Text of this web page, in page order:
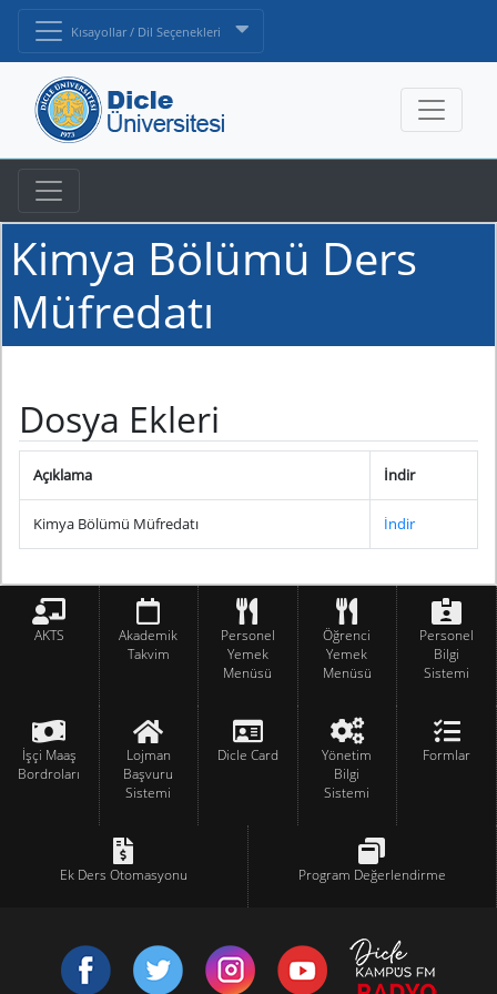
Kısayollar / Dil Seçenekleri
Kimya Bölümü Ders
Müfredatı
Dosya Ekleri
Açıklama İndir
Kimya Bölümü Müfredatı İndir
AKTS
Akademik
Takvim
Personel
Yemek
Menüsü
Öğrenci
Yemek
Menüsü
Personel
Bilgi
Sistemi
İşçi Maaş
Bordroları
Lojman
Başvuru
Sistemi
Dicle Card
Yönetim
Bilgi
Sistemi
Formlar
Ek Ders Otomasyonu Program Değerlendirme